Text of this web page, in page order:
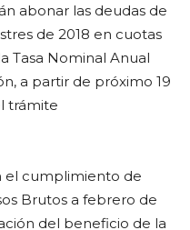
abonar las deudas de
de 2018 en cuotas
Tasa Nominal Anual
a partir de próximo 19
trámite
el cumplimiento de
Brutos a febrero de
del beneficio de la